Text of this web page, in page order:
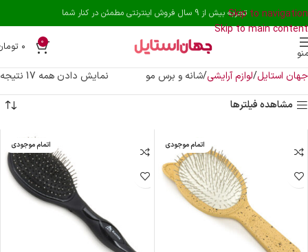
Skip to navigation
Skip to main content
تجربه بیش از 9 سال فروش اینترنتی مطمئن در کنار شما
0 ۰
جهان استایل لوازم آرایشی شانه و برس مو
نمایش دادن همه 17 نتیجه
مشاهده فیلترها
اتمام موجودی اتمام موجودی